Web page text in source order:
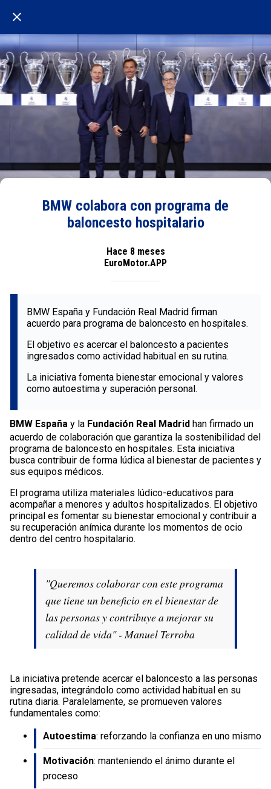
BMW colabora con programa de
baloncesto hospitalario
Hace 8 meses
EuroMotor.APP
BMW España y Fundación Real Madrid firman
acuerdo para programa de baloncesto en hospitales.
El objetivo es acercar el baloncesto a pacientes
ingresados como actividad habitual en su rutina.
La iniciativa fomenta bienestar emocional y valores
como autoestima y superación personal.
BMW España y la Fundación Real Madrid han firmado un
acuerdo de colaboración que garantiza la sostenibilidad del
programa de baloncesto en hospitales. Esta iniciativa
busca contribuir de forma lúdica al bienestar de pacientes y
sus equipos médicos.
El programa utiliza materiales lúdico-educativos para
acompañar a menores y adultos hospitalizados. El objetivo
principal es fomentar su bienestar emocional y contribuir a
su recuperación anímica durante los momentos de ocio
dentro del centro hospitalario.
"Queremos colaborar con este programa
que tiene un beneficio en el bienestar de
las personas y contribuye a mejorar su
calidad de vida" - Manuel Terroba
La iniciativa pretende acercar el baloncesto a las personas
ingresadas, integrándolo como actividad habitual en su
rutina diaria. Paralelamente, se promueven valores
fundamentales como:
Autoestima: reforzando la confianza en uno mismo
Motivación: manteniendo el ánimo durante el
proceso